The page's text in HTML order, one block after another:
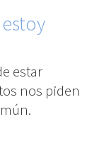
estar
nos piden